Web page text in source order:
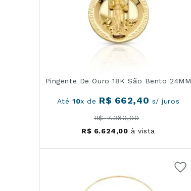
Pingente De Ouro 18K São Bento 24MM
Até10x de R$ 662,40 s/ juros
R$ 7.360,00
R$ 6.624,00 à vista